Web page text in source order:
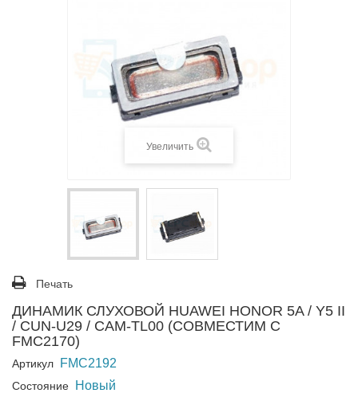
Увеличить
Печать
ДИНАМИК СЛУХОВОЙ HUAWEI HONOR 5A / Y5 II
/ CUN-U29 / CAM-TL00 (СОВМЕСТИМ С
FMC2170)
Артикул FMC2192
Состояние Новый